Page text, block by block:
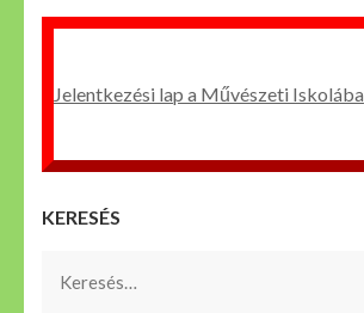
Jelentkezési lap a Művészeti Iskolába
KERESÉS
Keresés: